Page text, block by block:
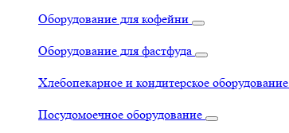
Оборудование для кофейни
Оборудование для фастфуда
Хлебопекарное и кондитерское оборудование
Посудомоечное оборудование